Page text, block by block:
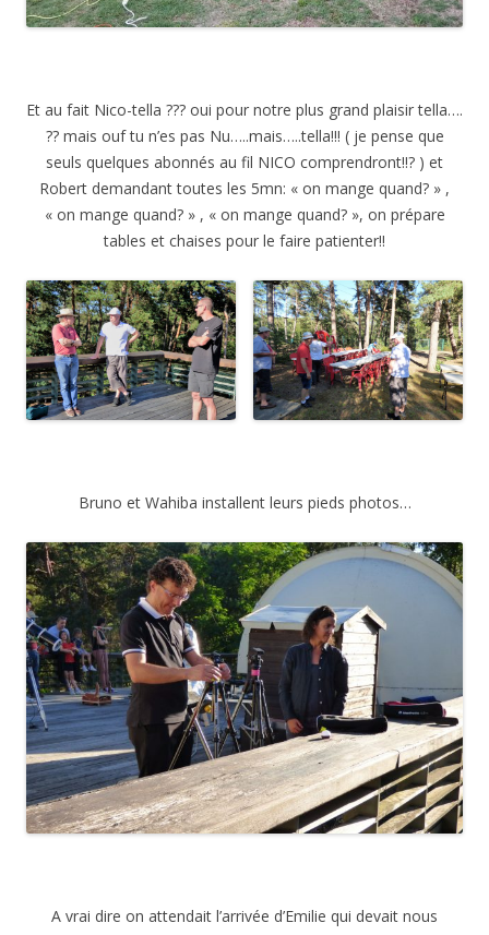
Et au fait Nico-tella ??? oui pour notre plus grand plaisir tella….
?? mais ouf tu n’es pas Nu…..mais…..tella!!! ( je pense que
seuls quelques abonnés au fil NICO comprendront!!? ) et
Robert demandant toutes les 5mn: « on mange quand? » ,
« on mange quand? » , « on mange quand? », on prépare
tables et chaises pour le faire patienter!!
Bruno et Wahiba installent leurs pieds photos…
A vrai dire on attendait l’arrivée d’Emilie qui devait nous